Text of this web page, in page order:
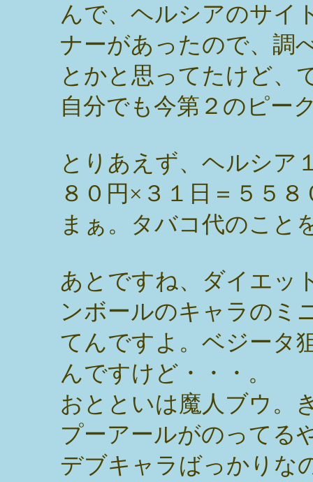
んで、ヘルシアのサイ
ナーがあったので、調
とかと思ってたけど、
自分でも今第２のピー
とりあえず、ヘルシア
８０円×３１日＝５５
まぁ。タバコ代のこと
あとですね、ダイエッ
ンボールのキャラのミ
てんですよ。ベジータ
んですけど・・・。
おとといは魔人ブウ。
プーアールがのってる
デブキャラばっかりな